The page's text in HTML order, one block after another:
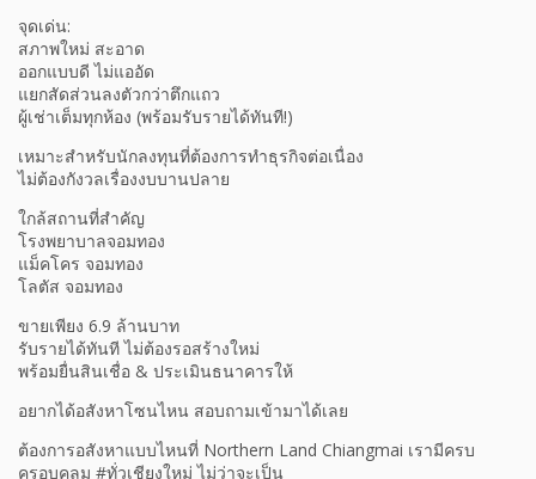
จุดเด่น:
สภาพใหม่ สะอาด
ออกแบบดี ไม่แออัด
แยกสัดส่วนลงตัวกว่าตึกแถว
ผู้เช่าเต็มทุกห้อง (พร้อมรับรายได้ทันที!)
เหมาะสำหรับนักลงทุนที่ต้องการทำธุรกิจต่อเนื่อง
ไม่ต้องกังวลเรื่องงบบานปลาย
ใกล้สถานที่สำคัญ
โรงพยาบาลจอมทอง
แม็คโคร จอมทอง
โลตัส จอมทอง
ขายเพียง 6.9 ล้านบาท
รับรายได้ทันที ไม่ต้องรอสร้างใหม่
พร้อมยื่นสินเชื่อ & ประเมินธนาคารให้
อยากได้อสังหาโซนไหน สอบถามเข้ามาได้เลย
ต้องการอสังหาแบบไหนที่ Northern Land Chiangmai เรามีครบ
ครอบคลุม #ทั่วเชียงใหม่ ไม่ว่าจะเป็น